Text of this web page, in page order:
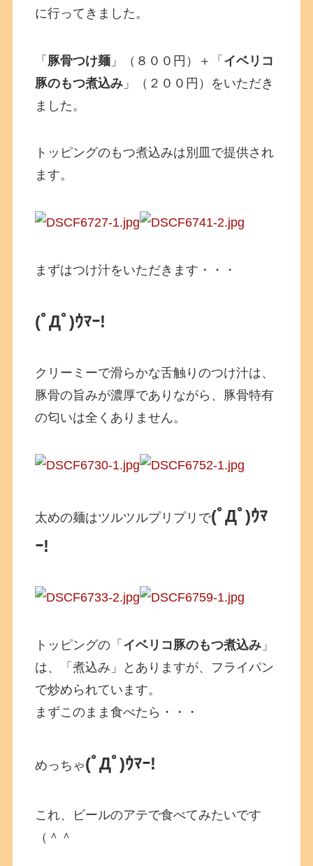
に行ってきました。
「 豚骨つけ麺 」（８００円）＋「 イベリコ
豚のもつ煮込み 」（２００円）をいただき
ました。
トッピングのもつ煮込みは別皿で提供され
ます。
まずはつけ汁をいただきます・・・
(ﾟДﾟ)ｳﾏｰ!
クリーミーで滑らかな舌触りのつけ汁は、
豚骨の旨みが濃厚でありながら、豚骨特有
の匂いは全くありません。
太めの麺はツルツルプリプリで(ﾟДﾟ)ｳﾏ
ｰ!
トッピングの「 イベリコ豚のもつ煮込み 」
は、「煮込み」とありますが、フライパン
で炒められています。
まずこのまま食べたら・・・
めっちゃ(ﾟДﾟ)ｳﾏｰ!
これ、ビールのアテで食べてみたいです
（＾＾